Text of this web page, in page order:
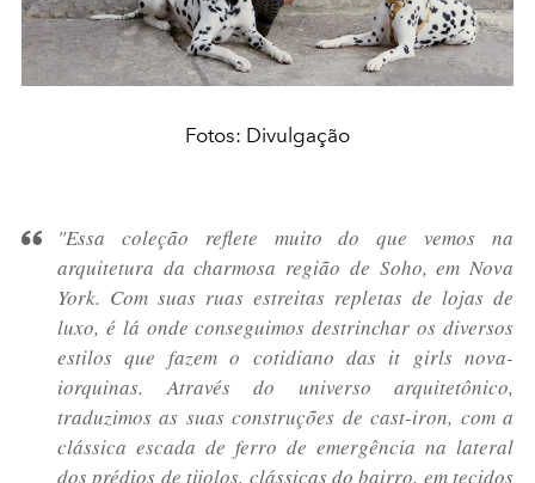
Fotos: Divulgação
"Essa coleção reflete muito do que vemos na
arquitetura da charmosa região de Soho, em Nova
York. Com suas ruas estreitas repletas de lojas de
luxo, é lá onde conseguimos destrinchar os diversos
estilos que fazem o cotidiano das it girls nova-
iorquinas. Através do universo arquitetônico,
traduzimos as suas construções decast-iron, com a
clássica escada de ferro de emergência na lateral
dos prédios de tijolos, clássicas do bairro, em tecidos